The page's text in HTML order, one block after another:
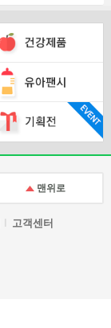
맨위로
고객센터